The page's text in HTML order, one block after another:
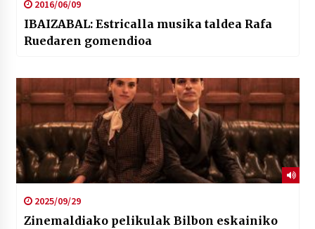
2016/06/09
IBAIZABAL: Estricalla musika taldea Rafa
Ruedaren gomendioa
2025/09/29
Zinemaldiako pelikulak Bilbon eskainiko